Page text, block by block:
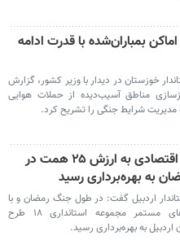
بمباران‌شده با قدرت ادامه
خوزستان در دیدار با وزیر کشور، گزارش
مناطق آسیب‌دیده از حملات هوایی
مدیریت شرایط جنگی را تشریح کرد.
۱۸ طرح اقتصادی به ارزش ۲۵ همت در
به بهره‌برداری رسید
اردبیل گفت: در طول جنگ رمضان و با
پیگیری های مستمر مجموعه استانداری ۱۸ طرح